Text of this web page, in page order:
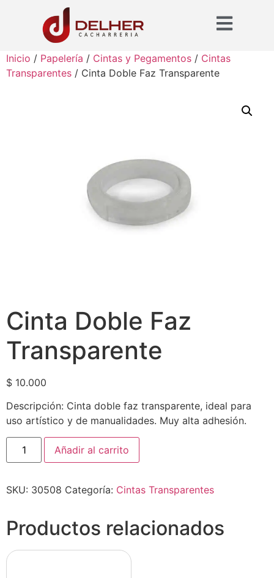
Inicio / Papelería / Cintas y Pegamentos / Cintas
Transparentes / Cinta Doble Faz Transparente
Cinta Doble Faz
Transparente
$ 10.000
Descripción: Cinta doble faz transparente, ideal para
uso artístico y de manualidades. Muy alta adhesión.
Añadir al carrito
SKU: 30508 Categoría: Cintas Transparentes
Productos relacionados